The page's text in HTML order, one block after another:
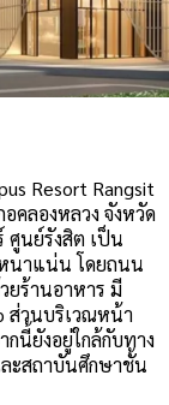
Resort Rangsit
คลองหลวง จังหวัด
ศูนย์รังสิต เป็น
นาแน่น โดยถนน
ยร้านอาหาร มี
ส่วนบริเวณหน้า
นี้ยังอยู่ใกล้กับทาง
ะสถาบันศึกษาชั้น